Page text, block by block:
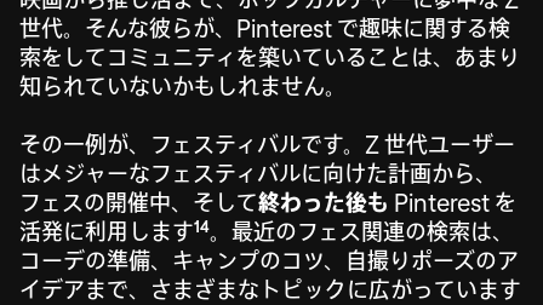
世代。そんな彼らが、Pinterest で趣味に関する検
索をしてコミュニティを築いていることは、あまり
知られていないかもしれません。
その一例が、フェスティバルです。Z 世代ユーザー
はメジャーなフェスティバルに向けた計画から、
フェスの開催中、そして終わった後も Pinterest を
活発に利用します14。最近のフェス関連の検索は、
コーデの準備、キャンプのコツ、自撮りポーズのア
イデアまで、さまざまなトピックに広がっています